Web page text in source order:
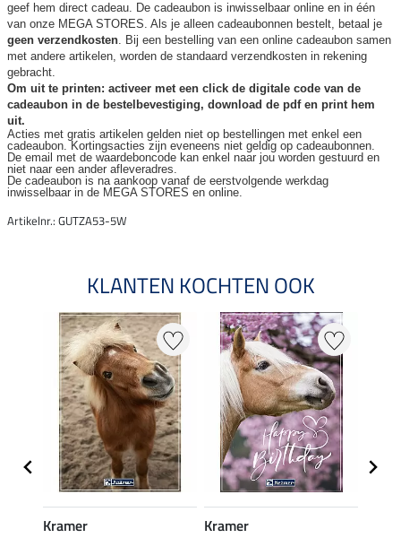
geef hem direct cadeau. De cadeaubon is inwisselbaar online en in één
van onze MEGA STORES. Als je alleen cadeaubonnen bestelt, betaal je
geen verzendkosten. Bij een bestelling van een online cadeaubon samen
met andere artikelen, worden de standaard verzendkosten in rekening
gebracht.
Om uit te printen: activeer met een click de digitale code van de
cadeaubon in de bestelbevestiging, download de pdf en print hem
uit.
Acties met gratis artikelen gelden niet op bestellingen met enkel een
cadeaubon. Kortingsacties zijn eveneens niet geldig op cadeaubonnen.
De email met de waardeboncode kan enkel naar jou worden gestuurd en
niet naar een ander afleveradres.
De cadeaubon is na aankoop vanaf de eerstvolgende werkdag
inwisselbaar in de MEGA STORES en online.
Artikelnr.: GUTZA53-5W
KLANTEN KOCHTEN OOK
Kramer
Kramer